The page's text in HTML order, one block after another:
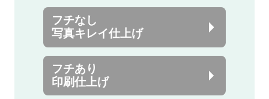
フチなし
写真キレイ仕上げ
フチあり
印刷仕上げ